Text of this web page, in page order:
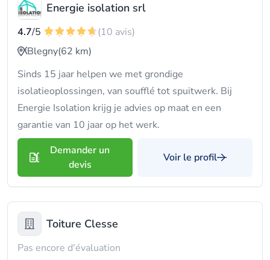
Energie isolation srl
4.7/5
(10 avis)
Blegny(62 km)
Sinds 15 jaar helpen we met grondige
isolatieoplossingen, van soufflé tot spuitwerk. Bij
Energie Isolation krijg je advies op maat en een
garantie van 10 jaar op het werk.
Demander un
devis
Voir le profil
Toiture Clesse
Pas encore d'évaluation